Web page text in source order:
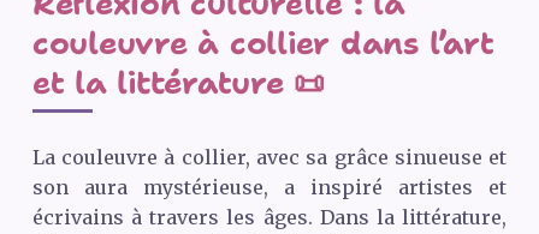
couleuvre à collier dans l’art
et la littérature 📜
La couleuvre à collier, avec sa grâce sinueuse et
son aura mystérieuse, a inspiré artistes et
écrivains à travers les âges. Dans la littérature,